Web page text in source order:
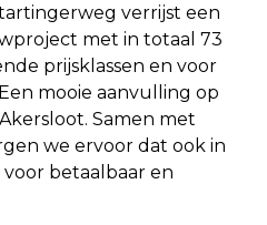
verrijst een
met in totaal 73
prijsklassen en voor
mooie aanvulling op
Samen met
we ervoor dat ook in
betaalbaar en